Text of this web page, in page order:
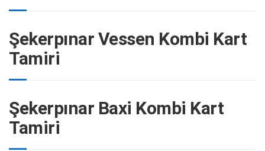
Şekerpınar Vessen Kombi Kart
Tamiri
Şekerpınar Baxi Kombi Kart
Tamiri